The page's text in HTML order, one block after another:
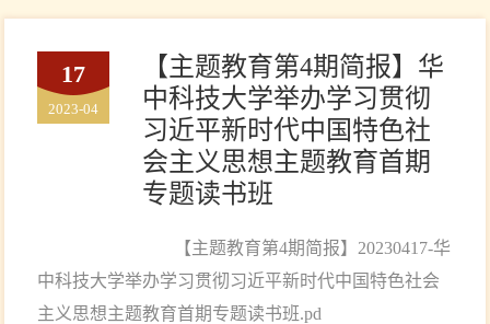
17
2023-04
【主题教育第4期简报】华
中科技大学举办学习贯彻
习近平新时代中国特色社
会主义思想主题教育首期
专题读书班
【主题教育第4期简报】20230417-华
中科技大学举办学习贯彻习近平新时代中国特色社会
主义思想主题教育首期专题读书班.pd